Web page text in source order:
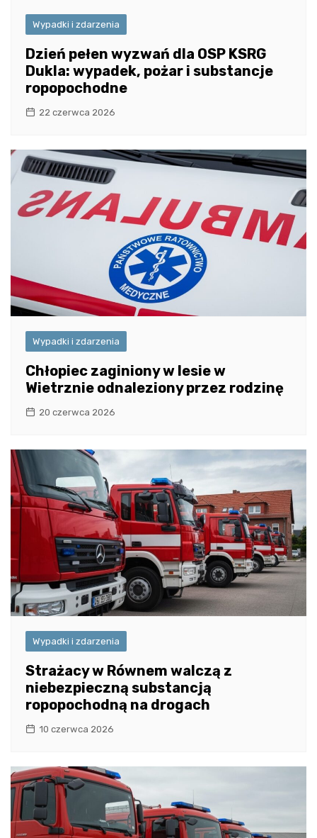
Wypadki i zdarzenia
Dzień pełen wyzwań dla OSP KSRG
Dukla: wypadek, pożar i substancje
ropopochodne
22 czerwca 2026
Wypadki i zdarzenia
Chłopiec zaginiony w lesie w
Wietrznie odnaleziony przez rodzinę
20 czerwca 2026
Wypadki i zdarzenia
Strażacy w Równem walczą z
niebezpieczną substancją
ropopochodną na drogach
10 czerwca 2026